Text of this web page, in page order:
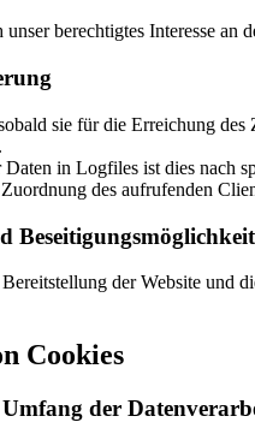
berechtigtes Interesse
sie für die Erreichung
in Logfiles ist dies nach
des aufrufenden
der Website und
Cookies
der